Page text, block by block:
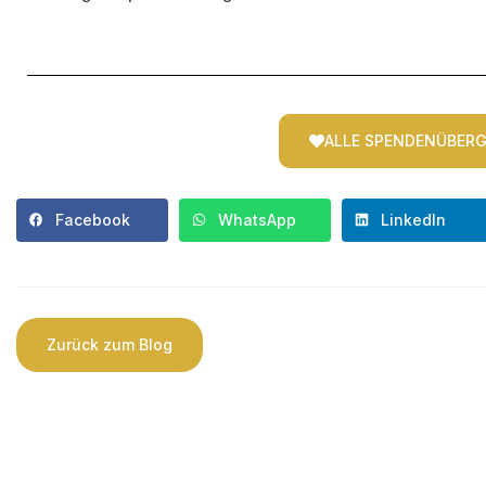
ALLE
Facebook WhatsApp LinkedIn
Zurück zum Blog